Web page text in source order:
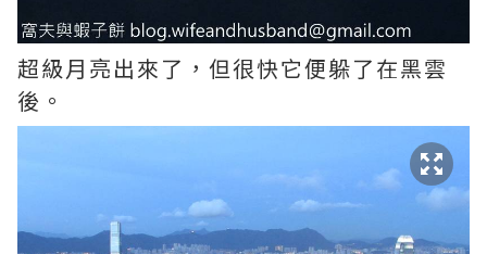
超級月亮出來了，但很快它便躲了在黑雲
後。